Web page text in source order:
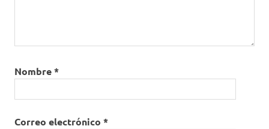
Nombre*
Correo electrónico *